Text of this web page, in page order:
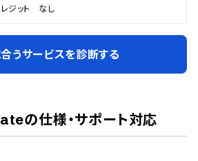
ジット　なし
うサービスを診断する
の仕様・サポート対応